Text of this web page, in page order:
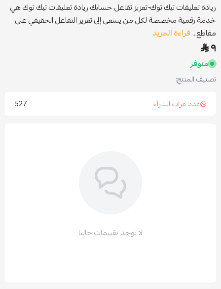
زيادة تعليقات تيك توك-تعزيز تفاعل حسابك زيادة تعليقات تيك توك هي
خدمة رقمية مخصصة لكل من يسعى إلى تعزيز التفاعل الحقيقي على
مقاطع...قراءة المزيد
٩
متوفر
تصنيف المنتج:
عدد مرات الشراء
527
لا توجد تقييمات حاليا